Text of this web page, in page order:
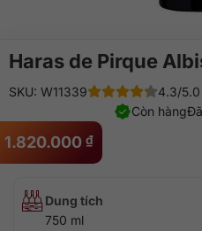
Haras de Pirque
1.820.000 ₫
SKU: W11339
4.3/
Còn hàng
Dung tích
750 ml